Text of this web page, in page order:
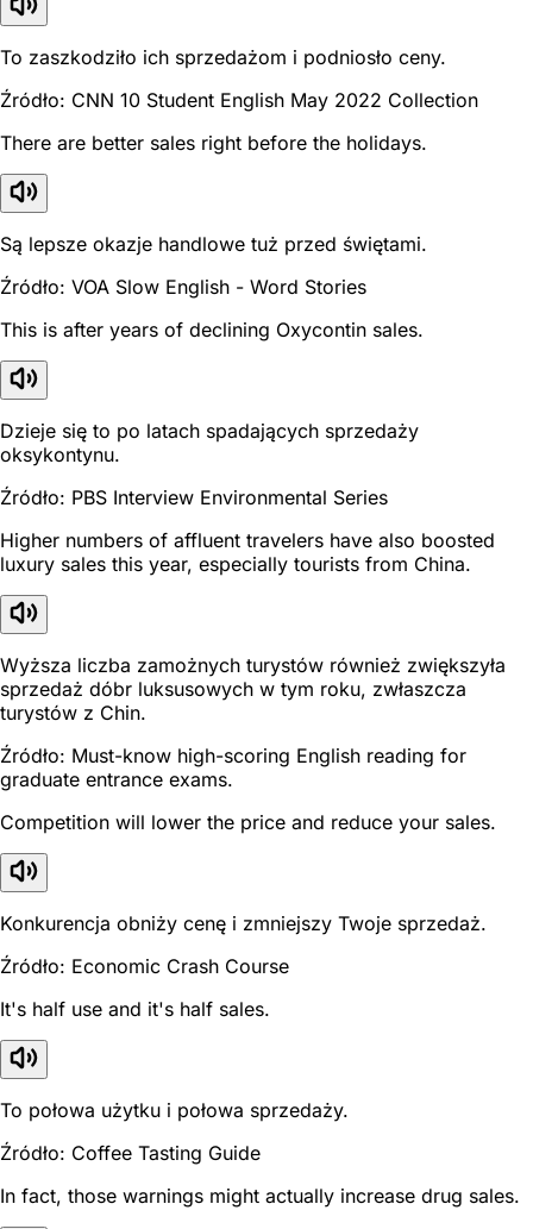
To zaszkodziło ich sprzedażom i podniosło ceny.
Źródło: CNN 10 Student English May 2022 Collection
There are better sales right before the holidays.
Są lepsze okazje handlowe tuż przed świętami.
Źródło: VOA Slow English - Word Stories
This is after years of declining Oxycontin sales.
Dzieje się to po latach spadających sprzedaży
oksykontynu.
Źródło: PBS Interview Environmental Series
Higher numbers of affluent travelers have also boosted
luxury sales this year, especially tourists from China.
Wyższa liczba zamożnych turystów również zwiększyła
sprzedaż dóbr luksusowych w tym roku, zwłaszcza
turystów z Chin.
Źródło: Must-know high-scoring English reading for
graduate entrance exams.
Competition will lower the price and reduce your sales.
Konkurencja obniży cenę i zmniejszy Twoje sprzedaż.
Źródło: Economic Crash Course
It's half use and it's half sales.
To połowa użytku i połowa sprzedaży.
Źródło: Coffee Tasting Guide
In fact, those warnings might actually increase drug sales.